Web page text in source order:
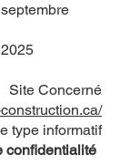
2025
Site Concerné
type informatif
confidentialité